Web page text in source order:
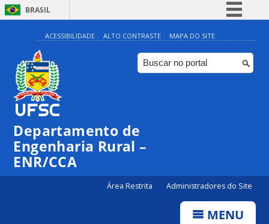
BRASIL
Simplifique!
Comunica BR
Participe
ACESSIBILIDADE ALTO CONTRASTE MAPA DO SITE
Departamento de
Engenharia Rural –
ENR/CCA
Área Restrita Administradores do Site
MENU